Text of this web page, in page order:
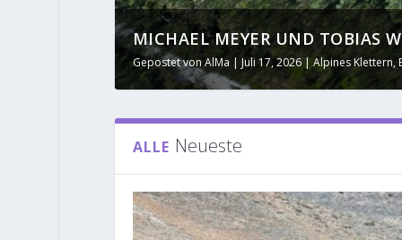
MICHAEL MEYER UND TOBIAS
Gepostet von AlMa | Juli 17, 2026|Alpines Klettern,
ALLE Neueste